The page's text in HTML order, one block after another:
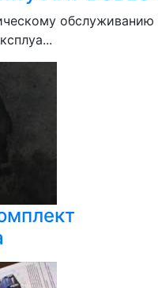
обслуживанию